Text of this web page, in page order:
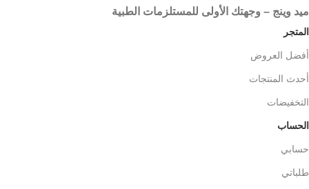
ميد وينج – وجهتك الأولى للمستلزمات الطبية
المتجر
أفضل العروض
أحدث المنتجات
التخفيضات
الحساب
حسابي
طلباتي